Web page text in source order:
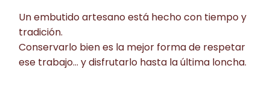
Un embutido artesano está hecho con tiempo y
tradición.
Conservarlo bien es la mejor forma de respetar
ese trabajo… y disfrutarlo hasta la última loncha.